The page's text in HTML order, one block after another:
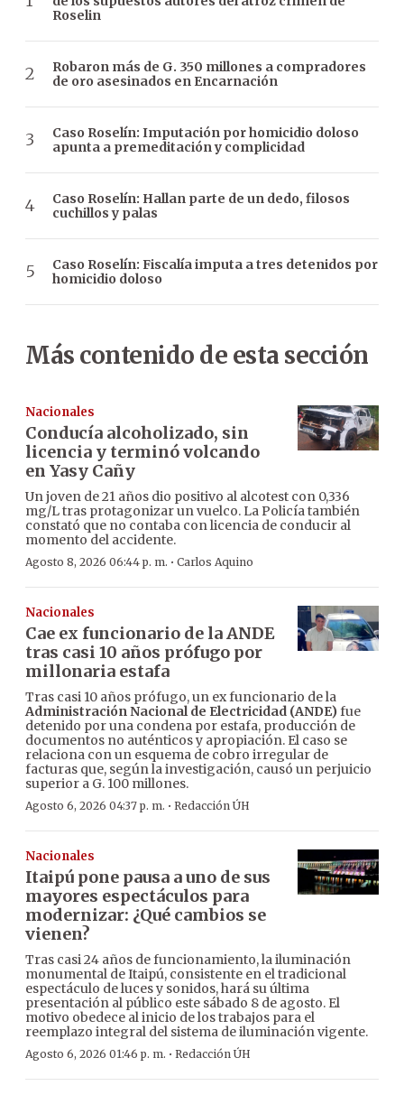
Roselin
Robaron más de G. 350 millones a compradores
de oro asesinados en Encarnación
Caso Roselín: Imputación por homicidio doloso
apunta a premeditación y complicidad
Caso Roselín: Hallan parte de un dedo, filosos
cuchillos y palas
Caso Roselín: Fiscalía imputa a tres detenidos por
homicidio doloso
Más contenido de esta sección
Nacionales
Conducía alcoholizado, sin
licencia y terminó volcando
en Yasy Cañy
Un joven de 21 años dio positivo al alcotest con 0,336
mg/L tras protagonizar un vuelco. La Policía también
constató que no contaba con licencia de conducir al
momento del accidente.
Agosto 8, 2026 06:44 p. m. · Carlos Aquino
Nacionales
Cae ex funcionario de la ANDE
tras casi 10 años prófugo por
millonaria estafa
Tras casi 10 años prófugo, un ex funcionario de la
Administración Nacional de Electricidad (ANDE)fue
detenido por una condena por estafa, producción de
documentos no auténticos y apropiación. El caso se
relaciona con un esquema de cobro irregular de
facturas que, según la investigación, causó un perjuicio
superior a G. 100 millones.
Agosto 6, 2026 04:37 p. m. · Redacción ÚH
Nacionales
Itaipú pone pausa a uno de sus
mayores espectáculos para
modernizar: ¿Qué cambios se
vienen?
Tras casi 24 años de funcionamiento, la iluminación
monumental de Itaipú, consistente en el tradicional
espectáculo de luces y sonidos, hará su última
presentación al público este sábado 8 de agosto. El
motivo obedece al inicio de los trabajos para el
reemplazo integral del sistema de iluminación vigente.
Agosto 6, 2026 01:46 p. m. · Redacción ÚH